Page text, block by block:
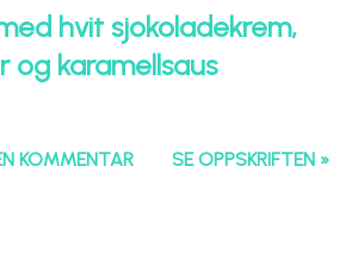
hvit sjokoladekrem,
og karamellsaus
KOMMENTAR SE OPPSKRIFTEN »